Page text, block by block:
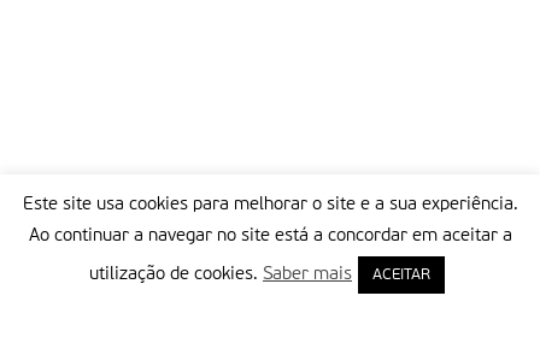
Este site usa cookies para melhorar o site e a sua experiência.
Ao continuar a navegar no site está a concordar em aceitar a
utilização de cookies. Saber mais ACEITAR